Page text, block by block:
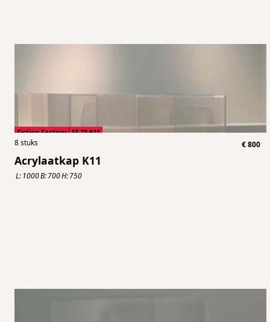
Fiction Factory FF.23.611
8stuks €800
Acrylaatkap K11
L: 1000B:700H:750